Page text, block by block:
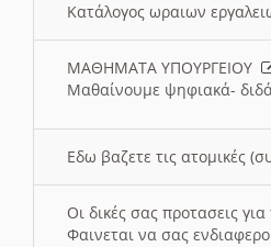
Κατάλογος ωραιων
ΜΑΘΗΜΑΤΑ ΥΠΟΥΡΓΕΙΟΥ
Μαθαίνουμε ψηφιακά-
Εδω βαζετε τις ατομικές
Οι δικές σας προτασεις
Φαινεται να σας